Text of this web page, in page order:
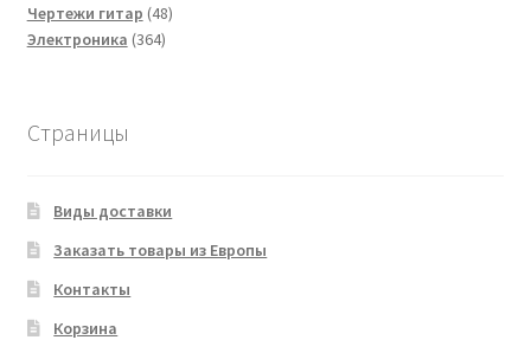
товаров
Чертежи гитар 4848
Электроника 364364
Страницы
Виды доставки
Заказать товары из Европы
Контакты
Корзина